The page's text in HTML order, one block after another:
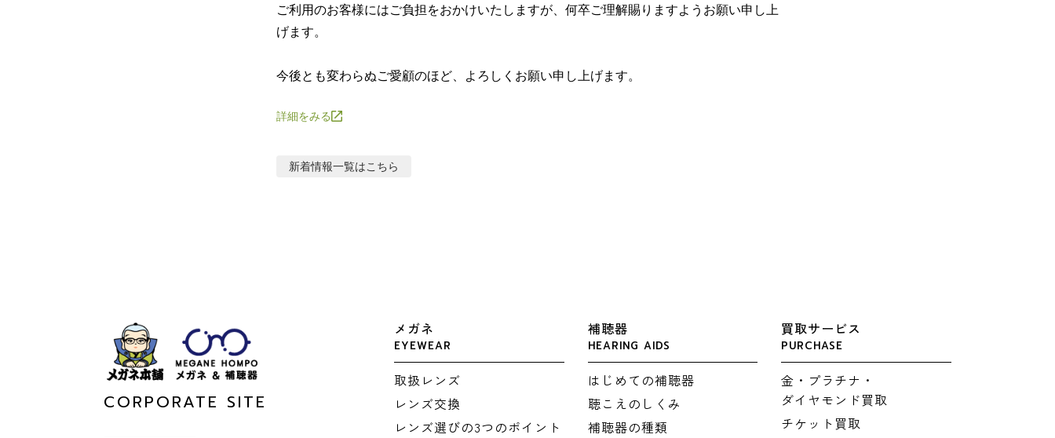
ご利用のお客様にはご負担をおかけいたしますが、何卒ご理解賜りますようお願い申し上
げます。
今後とも変わらぬご愛顧のほど、よろしくお願い申し上げます。
詳細をみる
新着情報一覧はこちら
CORPORATE SITE
メガネ
EYEWEAR
取扱レンズ
レンズ交換
レンズ選びの3つのポイント
補聴器
HEARING AIDS
はじめての補聴器
聴こえのしくみ
補聴器の種類
買取サービス
PURCHASE
金・プラチナ・
ダイヤモンド買取
チケット買取